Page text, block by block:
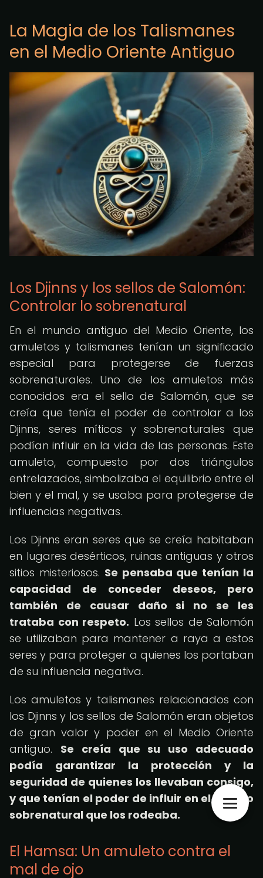
La Magia de los Talismanes
en el Medio Oriente Antiguo
Los Djinns y los sellos de Salomón:
Controlar lo sobrenatural
En el mundo antiguo del Medio Oriente, los
amuletos y talismanes tenían un significado
especial para protegerse de fuerzas
sobrenaturales. Uno de los amuletos más
conocidos era el sello de Salomón, que se
creía que tenía el poder de controlar a los
Djinns, seres míticos y sobrenaturales que
podían influir en la vida de las personas. Este
amuleto, compuesto por dos triángulos
entrelazados, simbolizaba el equilibrio entre el
bien y el mal, y se usaba para protegerse de
influencias negativas.
Los Djinns eran seres que se creía habitaban
en lugares desérticos, ruinas antiguas y otros
sitios misteriosos. Se pensaba que tenían la
capacidad de conceder deseos, pero
también de causar daño si no se les
trataba con respeto. Los sellos de Salomón
se utilizaban para mantener a raya a estos
seres y para proteger a quienes los portaban
de su influencia negativa.
Los amuletos y talismanes relacionados con
los Djinns y los sellos de Salomón eran objetos
de gran valor y poder en el Medio Oriente
antiguo. Se creía que su uso adecuado
podía garantizar la protección y la
seguridad de quienes los llevaban consigo,
y que tenían el poder de influir en el mundo
sobrenatural que los rodeaba.
El Hamsa: Un amuleto contra el
mal de ojo